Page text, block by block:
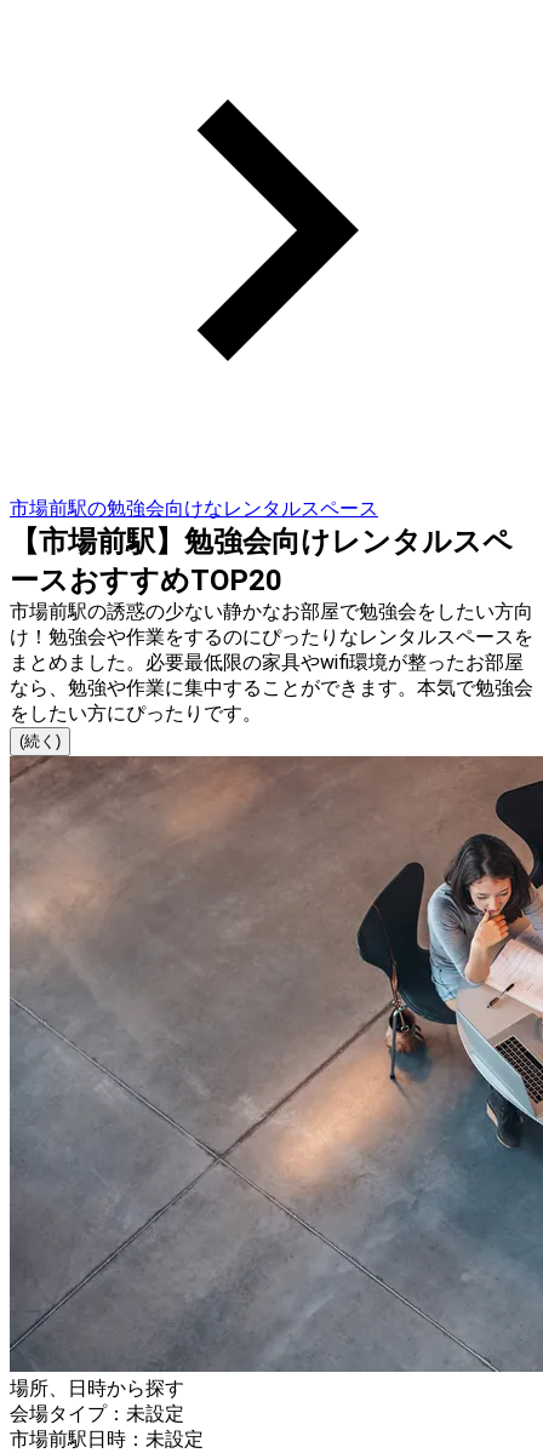
市場前駅の勉強会向けなレンタルスペース
【市場前駅】勉強会向けレンタルスペ
ースおすすめTOP20
市場前駅の誘惑の少ない静かなお部屋で勉強会をしたい方向
け！勉強会や作業をするのにぴったりなレンタルスペースを
まとめました。必要最低限の家具やwifi環境が整ったお部屋
なら、勉強や作業に集中することができます。本気で勉強会
をしたい方にぴったりです。
(続く)
場所、日時から探す
会場タイプ：未設定
市場前駅日時：未設定